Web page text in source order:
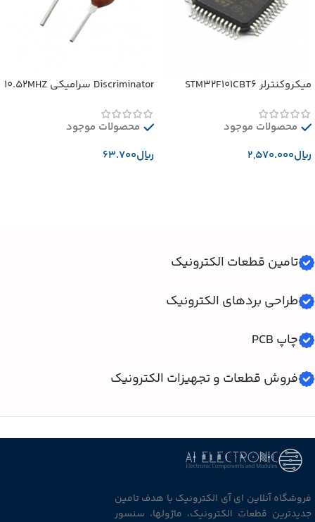
میکروکنترلر STM32F101CBT6
محصولات موجود
﷼
Discriminator سرامیکی 10.52MHZ
محصولات موجود
﷼
تامین قطعات الکترونیک
طراحی بردهای الکترونیک
چاپ PCB
فروش قطعات و تجهیزات الکترونیک
فروشگاه آنلاین ای آی الکترونیک با هدف تامین
جدیدترین قطعات الکترونیک، ماژولها، سنسور